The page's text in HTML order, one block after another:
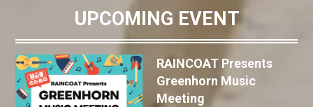
UPCOMING EVENT
RAINCOAT Presents
Greenhorn Music
Meeting